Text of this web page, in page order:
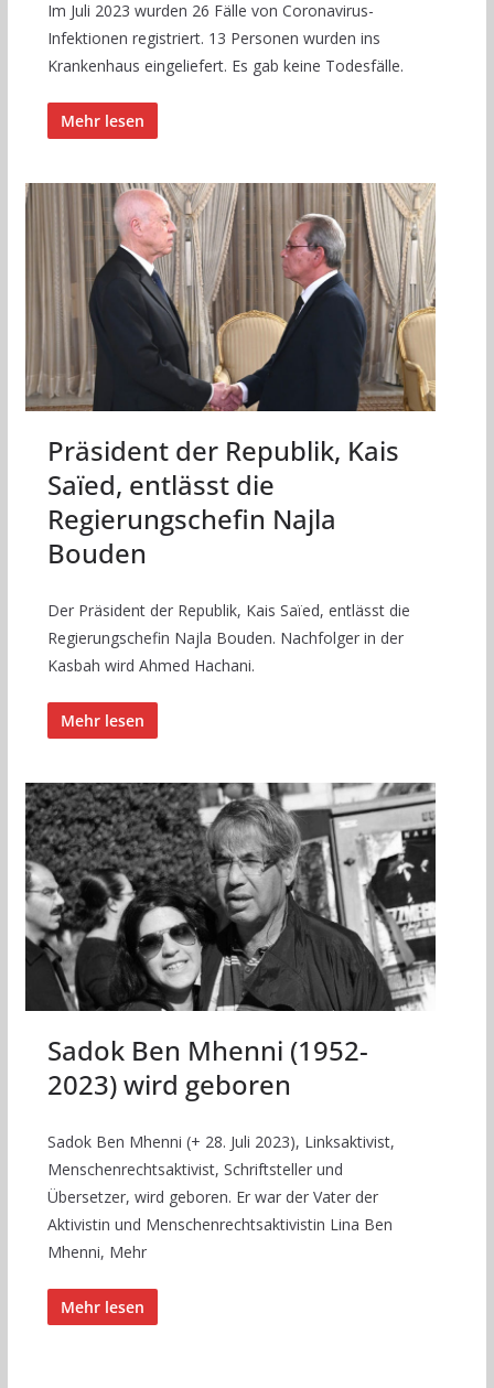
Im Juli 2023 wurden 26 Fälle von Coronavirus-
Infektionen registriert. 13 Personen wurden ins
Krankenhaus eingeliefert. Es gab keine Todesfälle.
Mehr lesen
Präsident der Republik, Kais
Saïed, entlässt die
Regierungschefin Najla
Bouden
Der Präsident der Republik, Kais Saïed, entlässt die
Regierungschefin Najla Bouden. Nachfolger in der
Kasbah wird Ahmed Hachani.
Mehr lesen
Sadok Ben Mhenni (1952-
2023) wird geboren
Sadok Ben Mhenni (+ 28. Juli 2023), Linksaktivist,
Menschenrechtsaktivist, Schriftsteller und
Übersetzer, wird geboren. Er war der Vater der
Aktivistin und Menschenrechtsaktivistin Lina Ben
Mhenni, Mehr
Mehr lesen